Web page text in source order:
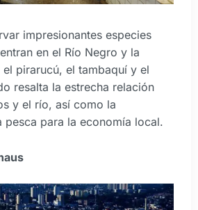
impresionantes especies
en el Río Negro y la
pirarucú, el tambaquí y el
resalta la estrecha relación
y el río, así como la
pesca para la economía local.